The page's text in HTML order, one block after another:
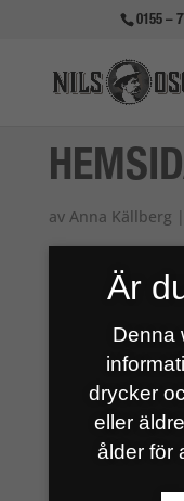
0155 –
av Anna Källberg |
Är
Denna
drycker
eller
ålder för